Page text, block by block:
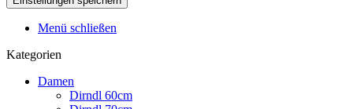
Menü schließen
Kategorien
Damen
Dirndl 60cm